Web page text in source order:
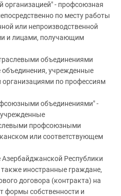
организацией" - профсоюзная
по месту работы
или непроизводственной
и лицами, получающим
объединениями
учрежденные
по профессиям
объединениями" -
профсоюзными
или соответствующем
Республики
иностранные граждане,
договора (контракта) на
формы собственности и